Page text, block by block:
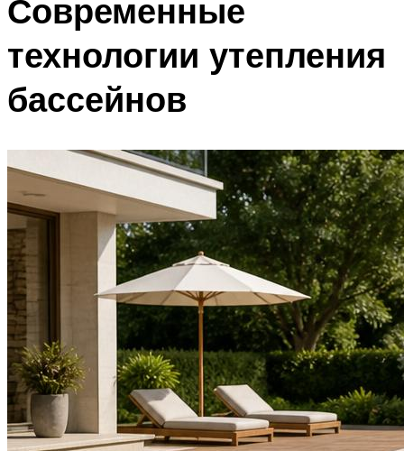
Современные
технологии утепления
бассейнов